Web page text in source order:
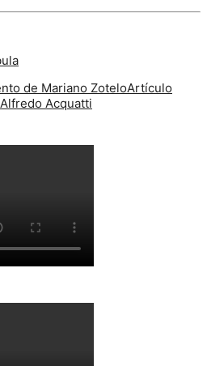
de Mariano ZoteloArtículo
Acquatti